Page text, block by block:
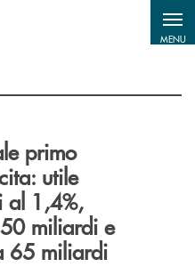
MENU
primo
utile
al 1,4%,
miliardi e
65 miliardi